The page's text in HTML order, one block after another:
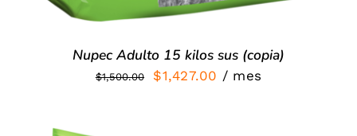
Nupec Adulto 15 kilos sus (copia)
$1,500.00
El
$1,427.00 El
/ mes